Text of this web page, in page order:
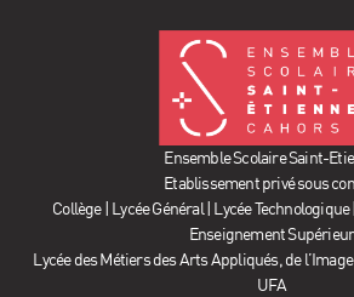
Ensemble Scolaire Saint-
Etablissement privé sous
Collège | Lycée Général | Lycée
Enseignement Supérieur
Lycée des Métiers des Arts Appliqués, de
UFA